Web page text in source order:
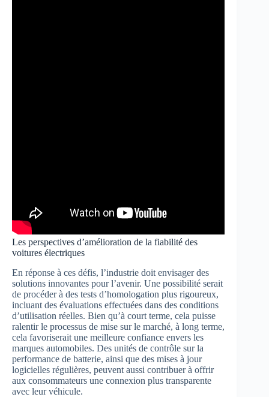
Les perspectives d’amélioration de la fiabilité des
voitures électriques
En réponse à ces défis, l’industrie doit envisager des
solutions innovantes pour l’avenir. Une possibilité serait
de procéder à des tests d’homologation plus rigoureux,
incluant des évaluations effectuées dans des conditions
d’utilisation réelles. Bien qu’à court terme, cela puisse
ralentir le processus de mise sur le marché, à long terme,
cela favoriserait une meilleure confiance envers les
marques automobiles. Des unités de contrôle sur la
performance de batterie, ainsi que des mises à jour
logicielles régulières, peuvent aussi contribuer à offrir
aux consommateurs une connexion plus transparente
avec leur véhicule.